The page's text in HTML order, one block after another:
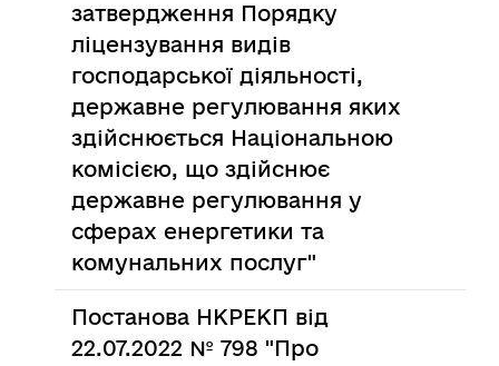
затвердження Порядку
ліцензування видів
господарської діяльності,
державне регулювання яких
здійснюється Національною
комісією, що здійснює
державне регулювання у
сферах енергетики та
комунальних послуг"
Постанова НКРЕКП від
22.07.2022 № 798 "Про